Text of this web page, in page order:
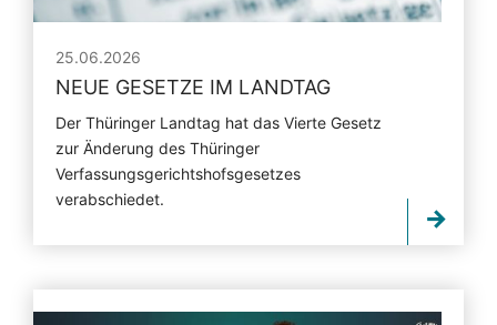
25.06.2026
NEUE GESETZE IM LANDTAG
Der Thüringer Landtag hat das Vierte Gesetz
zur Änderung des Thüringer
Verfassungsgerichtshofsgesetzes
verabschiedet.